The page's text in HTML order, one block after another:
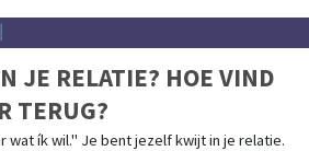
JE RELATIE? HOE VIND
TERUG?
wat ík wil." Je bent jezelf kwijt in je relatie.